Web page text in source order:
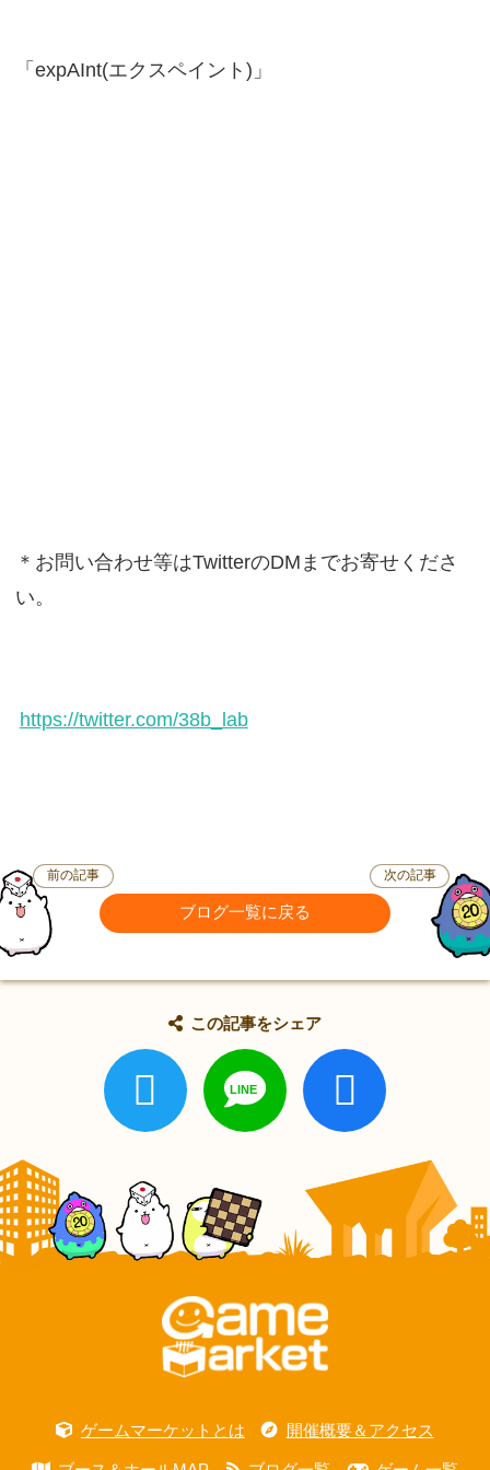
「expAInt(エクスペイント)」
＊お問い合わせ等はTwitterのDMまでお寄せくださ
い。
https://twitter.com/38b_lab
前の記事
ブログ一覧に戻る
次の記事
この記事をシェア
ゲームマーケットとは 開催概要＆アクセス